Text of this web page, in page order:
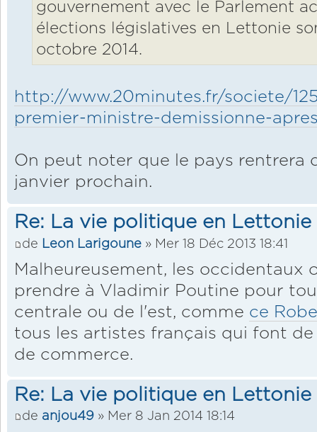
gouvernement avec le Parlement
élections législatives en Lettonie
octobre 2014.
http://www.20minutes.fr/societe/
premier-ministre-demissionne-
On peut noter que le pays rentrera
janvier prochain.
Re: La vie politique en Lettonie
de Leon Larigoune » Mer 18 Déc 2013 18:41
Malheureusement, les occidentaux
prendre à Vladimir Poutine pour
centrale ou de l'est, comme ce
tous les artistes français qui font
de commerce.
Re: La vie politique en Lettonie
de anjou49 » Mer 8 Jan 2014 18:14